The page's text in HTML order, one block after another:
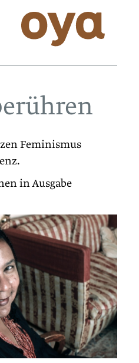
Feminismus
in Ausgabe